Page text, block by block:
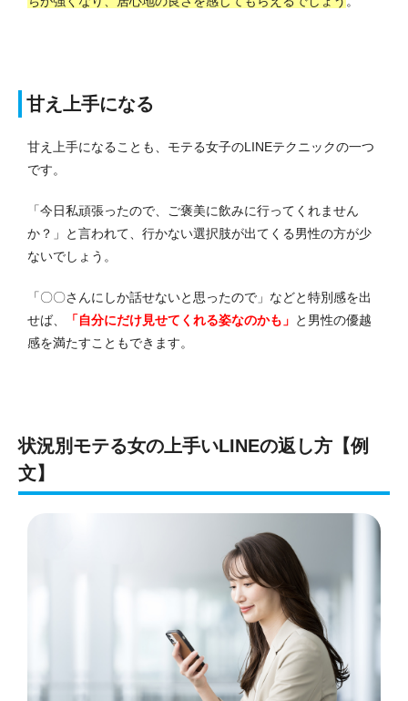
甘え上手になる
甘え上手になることも、モテる女子のLINEテクニックの一つ
です。
「今日私頑張ったので、ご褒美に飲みに行ってくれません
か？」と言われて、行かない選択肢が出てくる男性の方が少
ないでしょう。
「〇〇さんにしか話せないと思ったので」などと特別感を出
せば、
「自分にだけ見せてくれる姿なのかも」 と男性の優越
感を満たすこともできます。
状況別モテる女の上手いLINEの返し方【例
文】